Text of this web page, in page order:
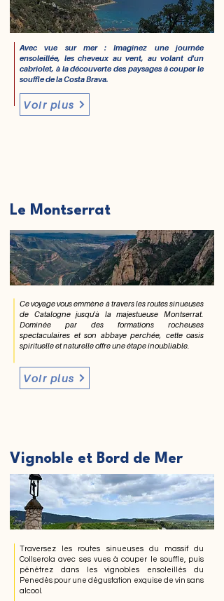
Avec vue sur mer : Imaginez une journée
ensoleillée, les cheveux au vent, au volant d'un
cabriolet, à la découverte des paysages à couper le
souffle de la Costa Brava.
Voir plus
Le Montserrat
Ce voyage vous emmène à travers les routes sinueuses
de Catalogne jusqu'à la majestueuse Montserrat.
Dominée par des formations rocheuses
spectaculaires et son abbaye perchée, cette oasis
spirituelle et naturelle offre une étape inoubliable.
Voir plus
Vignoble et Bord de Mer
Traversez les routes sinueuses du massif du
Collserola avec ses vues à couper le souffle, puis
pénétrez dans les vignobles ensoleillés du
Penedès pour une dégustation exquise de vin sans
alcool.